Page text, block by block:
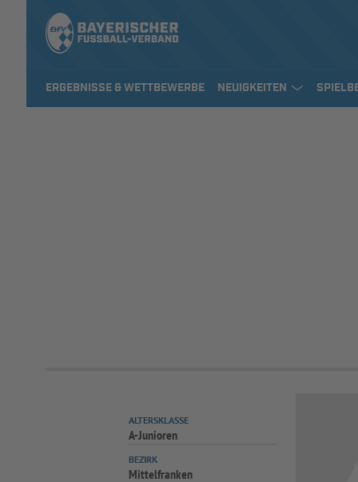
ERGEBNISSE & WETTBEWERBE NEUIGKEITEN
ALTERSKLASSE
A-Junioren
BEZIRK
Mittelfranken